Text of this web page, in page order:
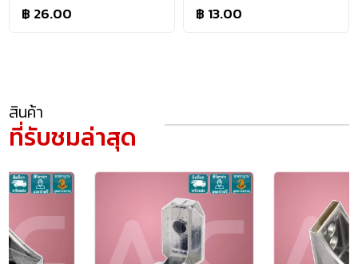
฿ 26.00 ฿ 13.00
สินค้า
ที่รับชมล่าสุด